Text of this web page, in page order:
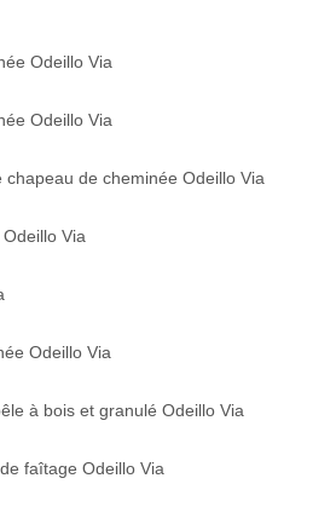
Odeillo Via
Odeillo Via
chapeau de cheminée Odeillo Via
Via
Odeillo Via
à bois et granulé Odeillo Via
faîtage Odeillo Via